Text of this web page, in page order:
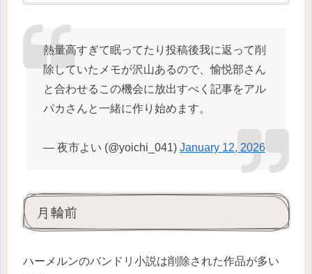
熱量高すぎて眠ってたり投稿後我に返って削
除していたメモが沢山あるので、愉悦部さん
と合わせるこの機会に放出すべく記事をアル
パカさんと一緒に作り始めます。
— 夜市よい (@yoichi_041) January 12, 2026
月輪前
ハーメルンのバンドリ小説は削除された作品が多い